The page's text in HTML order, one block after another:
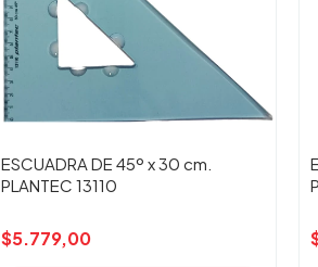
ESCUADRA DE 45º x 30 cm.
PLANTEC 13110
$5.779,00